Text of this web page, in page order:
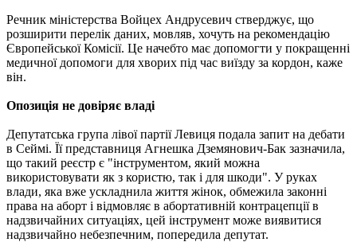
Речник міністерства Войцех Андрусевич стверджує, що
розширити перелік даних, мовляв, хочуть на рекомендацію
Європейської Комісії. Це начебто має допомогти у покращенні
медичної допомоги для хворих під час виїзду за кордон, каже
він.
Опозиція не довіряє владі
Депутатська група лівої партії Левиця подала запит на дебати
в Сеймі. Її представниця Агнешка Дземянович-Бак зазначила,
що такий реєстр є "інструментом, який можна
використовувати як з користю, так і для шкоди". У руках
влади, яка вже ускладнила життя жінок, обмежила законні
права на аборт і відмовляє в абортативній контрацепції в
надзвичайних ситуаціях, цей інструмент може виявитися
надзвичайно небезпечним, попередила депутат.